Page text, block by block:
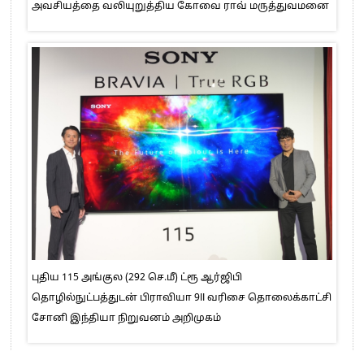
அவசியத்தை வலியுறுத்திய கோவை ராவ் மருத்துவமனை
புதிய 115 அங்குல (292 செ.மீ) ட்ரூ ஆர்ஜிபி
தொழில்நுட்பத்துடன் பிராவியா 9II வரிசை தொலைக்காட்சி
சோனி இந்தியா நிறுவனம் அறிமுகம்